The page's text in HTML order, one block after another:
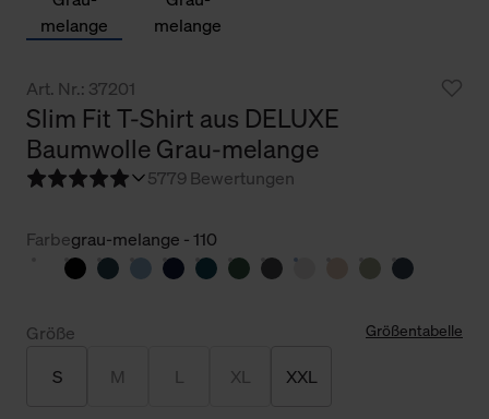
Art. Nr.: 37201
Slim Fit T-Shirt aus DELUXE
Baumwolle Grau-melange
5779 Bewertungen
Farbegrau-melange - 110
Größe Größentabelle
S M L XL XXL